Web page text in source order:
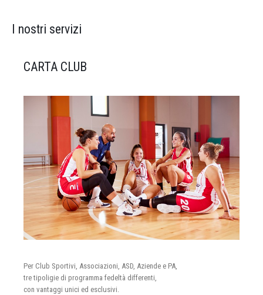
I nostri servizi
CARTA CLUB
Per Club Sportivi, Associazioni, ASD, Aziende e PA,
tre tipoligie di programma fedeltà differenti,
con vantaggi unici ed esclusivi.